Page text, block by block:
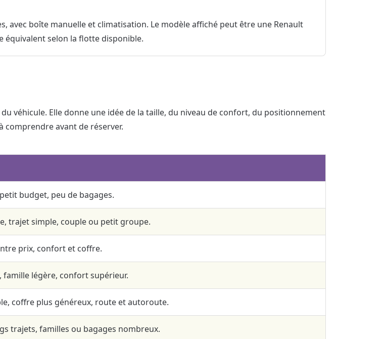
avec boîte manuelle et climatisation. Le modèle affiché peut être une Renault
équivalent selon la flotte disponible.
véhicule. Elle donne une idée de la taille, du niveau de confort, du positionnement
comprendre avant de réserver.
budget, peu de bagages.
trajet simple, couple ou petit groupe.
prix, confort et coffre.
famille légère, confort supérieur.
coffre plus généreux, route et autoroute.
trajets, familles ou bagages nombreux.